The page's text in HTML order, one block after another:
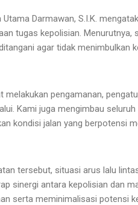
Darmawan, S.I.K.
tugas kepolisian.
agar tidak menimbulkan
melakukan pengamanan,
Kami juga mengimbau
kondisi jalan yang berpotensi
tersebut, situasi arus lalu
sinergi antara kepolisian dan
serta meminimalisasi potensi